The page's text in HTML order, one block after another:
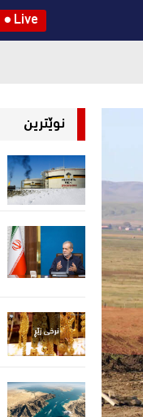
● Live
نوێترین